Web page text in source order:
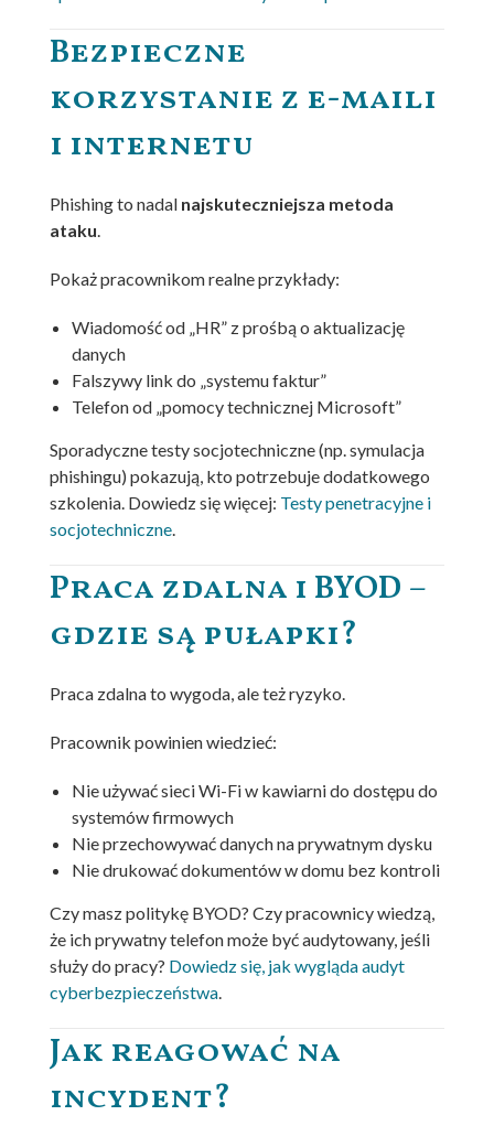
Bezpieczne
korzystanie z e-maili
i internetu
Phishing to nadal najskuteczniejsza metoda
ataku.
Pokaż pracownikom realne przykłady:
Wiadomość od „HR” z prośbą o aktualizację
danych
Falszywy link do „systemu faktur”
Telefon od „pomocy technicznej Microsoft”
Sporadyczne testy socjotechniczne (np. symulacja
phishingu) pokazują, kto potrzebuje dodatkowego
szkolenia. Dowiedz się więcej: Testy penetracyjne i
socjotechniczne.
Praca zdalna i BYOD –
gdzie są pułapki?
Praca zdalna to wygoda, ale też ryzyko.
Pracownik powinien wiedzieć:
Nie używać sieci Wi-Fi w kawiarni do dostępu do
systemów firmowych
Nie przechowywać danych na prywatnym dysku
Nie drukować dokumentów w domu bez kontroli
Czy masz politykę BYOD? Czy pracownicy wiedzą,
że ich prywatny telefon może być audytowany, jeśli
służy do pracy? Dowiedz się, jak wygląda audyt
cyberbezpieczeństwa.
Jak reagować na
incydent?